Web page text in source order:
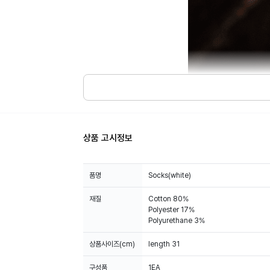
상품 고시정보
품명 Socks(white)
재질
Cotton 80%
Polyester 17%
Polyurethane 3%
상품사이즈(cm) length 31
구성품 1EA